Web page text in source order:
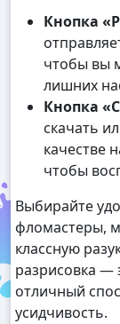
Кнопка
чтобы вы
лишних
Кнопка
скачать
качестве
чтобы
Выбирайте
фломастеры,
классную
разрисовка —
отличный
усидчивость.